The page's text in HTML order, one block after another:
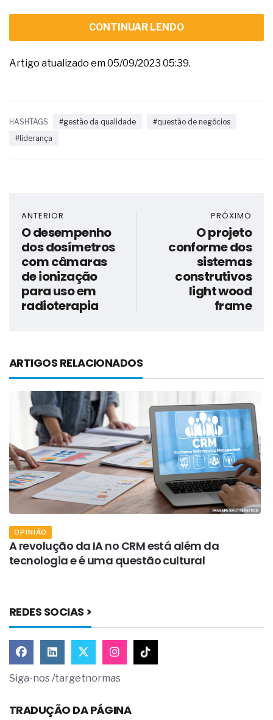
CONTINUAR LENDO
Artigo atualizado em 05/09/2023 05:39.
HASHTAGS #gestão da qualidade
#questão de negócios
#liderança
ANTERIOR
O desempenho
dos dosímetros
com câmaras
de ionização
para uso em
radioterapia
PRÓXIMO
O projeto
conforme dos
sistemas
construtivos
light wood
frame
ARTIGOS RELACIONADOS
OPINIÃO
A revolução da IA no CRM está além da
tecnologia e é uma questão cultural
REDES SOCIAS >
Siga-nos /targetnormas
TRADUÇÃO DA PÁGINA